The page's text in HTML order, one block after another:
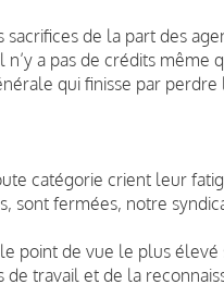
de la part des
a pas de crédits même
qui finisse par
catégorie crient leur
sont fermées, notre
point de vue le plus élevé
travail et de la